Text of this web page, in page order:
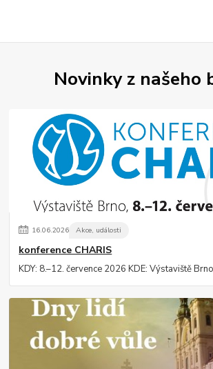
Novinky z našeho
16.06.2026 Akce, události
konference CHARIS
KDY: 8.–12. července 2026 KDE: Výstaviště